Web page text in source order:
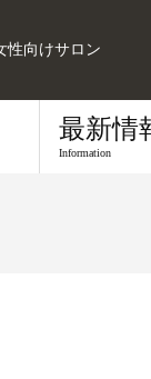
性向けサロン
最新情
Information